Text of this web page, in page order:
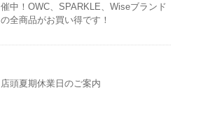
催中！OWC、SPARKLE、Wiseブランド
の全商品がお買い得です！
店頭夏期休業日のご案内